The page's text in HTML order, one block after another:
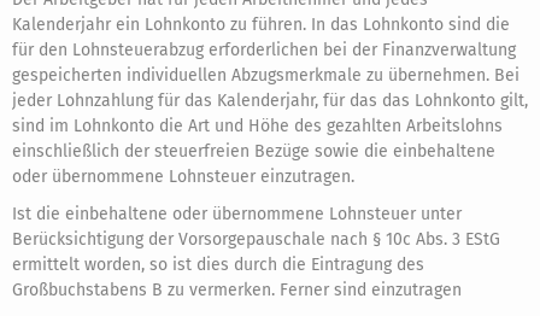
Kalenderjahr ein Lohnkonto zu führen. In das Lohnkonto sind die
für den Lohnsteuerabzug erforderlichen bei der Finanzverwaltung
gespeicherten individuellen Abzugsmerkmale zu übernehmen. Bei
jeder Lohnzahlung für das Kalenderjahr, für das das Lohnkonto gilt,
sind im Lohnkonto die Art und Höhe des gezahlten Arbeitslohns
einschließlich der steuerfreien Bezüge sowie die einbehaltene
oder übernommene Lohnsteuer einzutragen.
Ist die einbehaltene oder übernommene Lohnsteuer unter
Berücksichtigung der Vorsorgepauschale nach § 10c Abs. 3 EStG
ermittelt worden, so ist dies durch die Eintragung des
Großbuchstabens B zu vermerken. Ferner sind einzutragen